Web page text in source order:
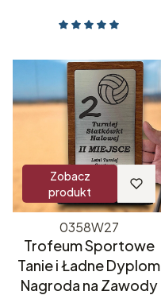
Zobacz
produkt
0358W27
Trofeum Sportowe
Tanie i Ładne Dyplom
Nagroda na Zawody